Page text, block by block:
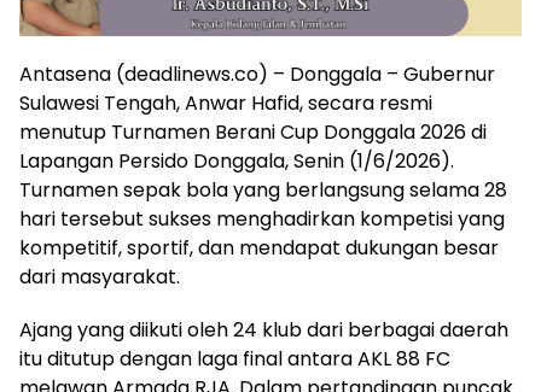
Antasena (deadlinews.co) – Donggala – Gubernur
Sulawesi Tengah, Anwar Hafid, secara resmi
menutup Turnamen Berani Cup Donggala 2026 di
Lapangan Persido Donggala, Senin (1/6/2026).
Turnamen sepak bola yang berlangsung selama 28
hari tersebut sukses menghadirkan kompetisi yang
kompetitif, sportif, dan mendapat dukungan besar
dari masyarakat.
Ajang yang diikuti oleh 24 klub dari berbagai daerah
itu ditutup dengan laga final antara AKL 88 FC